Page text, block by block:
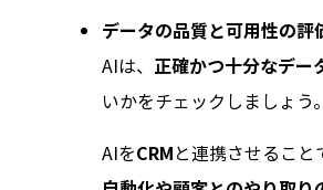
データの品質と可用性の評
AIは、 正確かつ十分なデー
いかをチェックしましょう。
AIをCRMと連携させること